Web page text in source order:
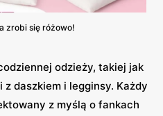
zrobi się różowo!
odzieży, takiej jak
daszkiem i legginsy. Każdy
z myślą o fankach